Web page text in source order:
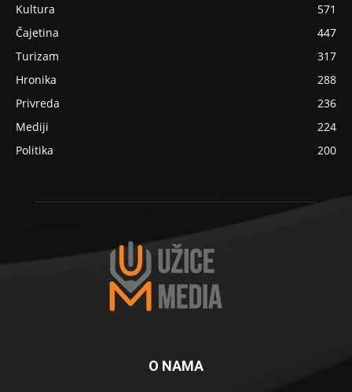
Kultura
571
Čajetina
447
Turizam
317
Hronika
288
Privreda
236
Mediji
224
Politika
200
O NAMA